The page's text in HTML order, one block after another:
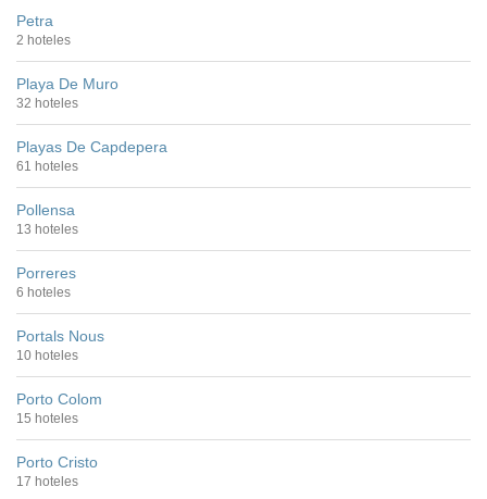
Petra
2 hoteles
Playa De Muro
32 hoteles
Playas De Capdepera
61 hoteles
Pollensa
13 hoteles
Porreres
6 hoteles
Portals Nous
10 hoteles
Porto Colom
15 hoteles
Porto Cristo
17 hoteles